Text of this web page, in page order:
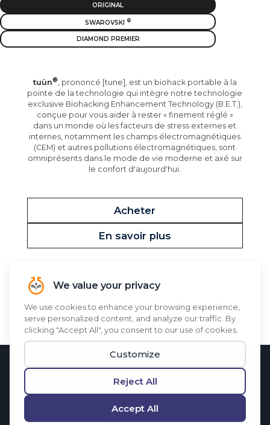
ORIGINAL
SWAROVSKI
DIAMOND PREMIER
tuün
, prononcé [tune], est un biohack portable à la
pointe de la technologie qui intègre notre technologie
exclusive Biohacking Enhancement Technology (B.E.T.),
conçue pour vous aider à rester « finement réglé »
dans un monde où les facteurs de stress externes et
internes, notamment les champs électromagnétiques
(CEM) et autres pollutions électromagnétiques, sont
omniprésents dans le mode de vie moderne et axé sur
le confort d'aujourd'hui.
Acheter
En savoir plus